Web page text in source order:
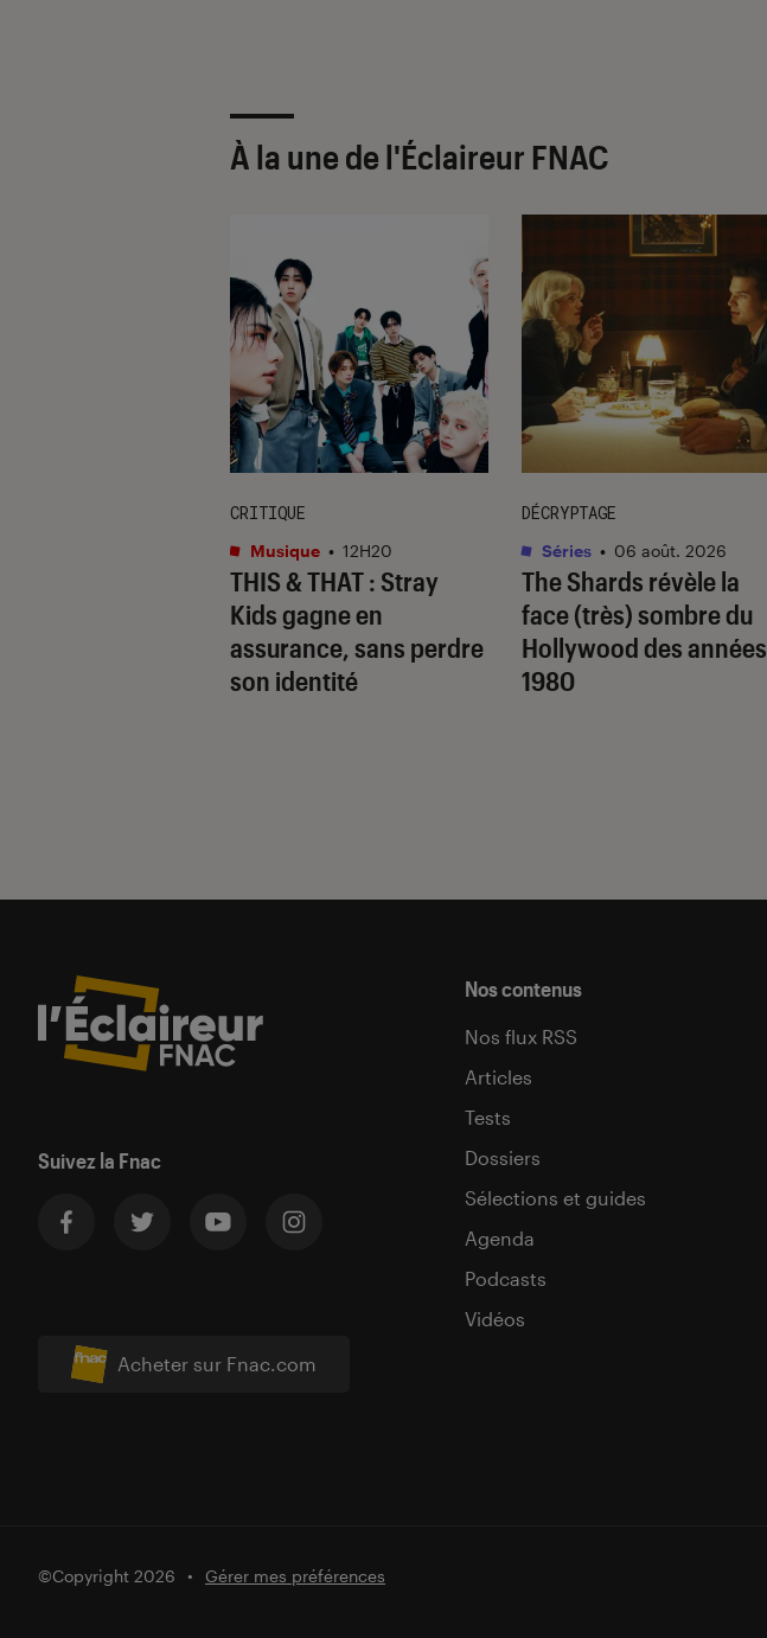
À la une de l'Éclaireur FNAC
THIS & THAT: Stray
Kids gagne en
assurance, sans perdre
son identité
CRITIQUE
Musique • 12H20
The Shards révèle la
face (très) sombre du
Hollywood des années
1980
DÉCRYPTAGE
Séries • 06 août. 2026
Suivez la Fnac
Acheter sur Fnac.com
Nos contenus
Nos flux RSS
Articles
Tests
Dossiers
Sélections et guides
Agenda
Podcasts
Vidéos
©Copyright 2026 Gérer mes préférences